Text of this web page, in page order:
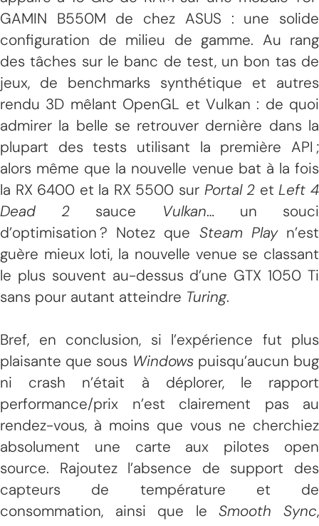
GAMIN B550M de chez ASUS : une solide
configuration de milieu de gamme. Au rang
des tâches sur le banc de test, un bon tas de
jeux, de benchmarks synthétique et autres
rendu 3D mêlant OpenGL et Vulkan : de quoi
admirer la belle se retrouver dernière dans la
plupart des tests utilisant la première API ;
alors même que la nouvelle venue bat à la fois
la RX 6400 et la RX 5500 sur Portal 2 etLeft 4
Dead 2 sauce Vulkan… un souci
d’optimisation ? Notez que Steam Playn’est
guère mieux loti, la nouvelle venue se classant
le plus souvent au-dessus d’une GTX 1050 Ti
sans pour autant atteindre Turing.
Bref, en conclusion, si l’expérience fut plus
plaisante que sous Windowspuisqu’aucun bug
ni crash n’était à déplorer, le rapport
performance/prix n’est clairement pas au
rendez-vous, à moins que vous ne cherchiez
absolument une carte aux pilotes open
source. Rajoutez l’absence de support des
capteurs de température et de
consommation, ainsi que leSmooth Sync,